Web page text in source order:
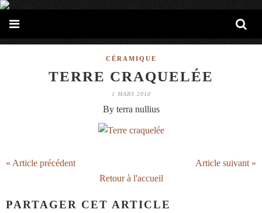
CÉRAMIQUE
TERRE CRAQUELÉE
1 MARS 2010
By terra nullius
« Article précédent
Article suivant »
Retour à l'accueil
PARTAGER CET ARTICLE